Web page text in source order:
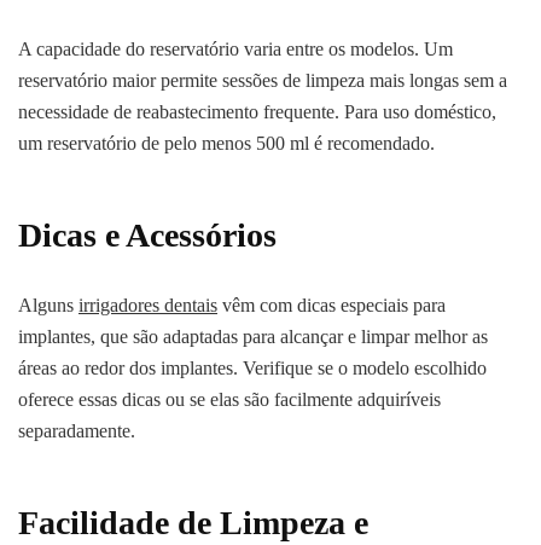
A capacidade do reservatório varia entre os modelos. Um
reservatório maior permite sessões de limpeza mais longas sem a
necessidade de reabastecimento frequente. Para uso doméstico,
um reservatório de pelo menos 500 ml é recomendado.
Dicas e Acessórios
Alguns irrigadores dentais vêm com dicas especiais para
implantes, que são adaptadas para alcançar e limpar melhor as
áreas ao redor dos implantes. Verifique se o modelo escolhido
oferece essas dicas ou se elas são facilmente adquiríveis
separadamente.
Facilidade de Limpeza e